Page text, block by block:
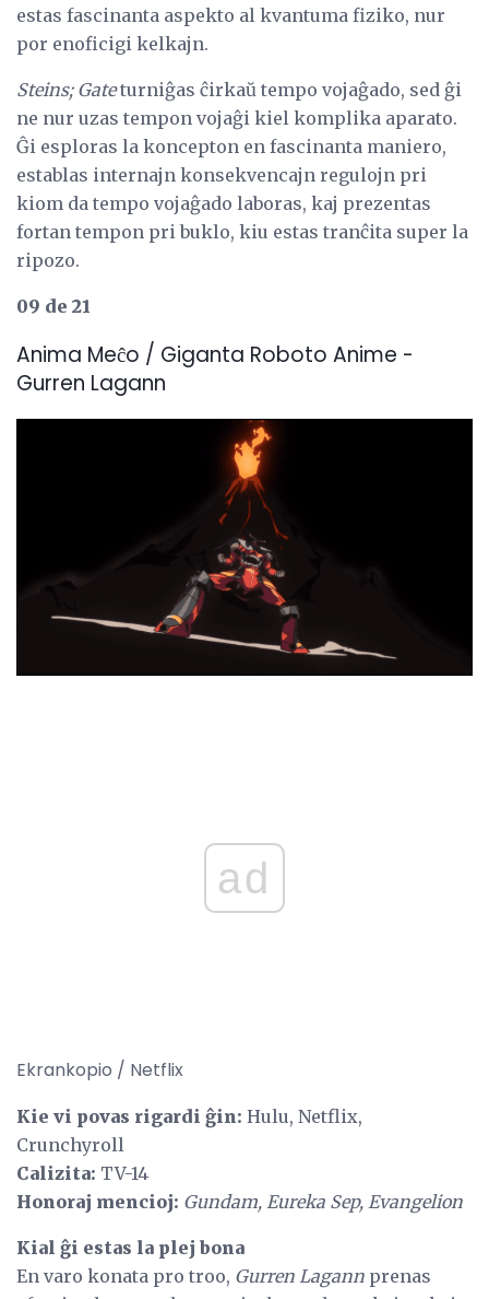
estas fascinanta aspekto al kvantuma fiziko, nur
por enoficigi kelkajn.
Steins; Gateturniĝas ĉirkaŭ tempo vojaĝado, sed ĝi
ne nur uzas tempon vojaĝi kiel komplika aparato.
Ĝi esploras la koncepton en fascinanta maniero,
establas internajn konsekvencajn regulojn pri
kiom da tempo vojaĝado laboras, kaj prezentas
fortan tempon pri buklo, kiu estas tranĉita super la
ripozo.
09 de 21
Anima Meĉo / Giganta Roboto Anime -
Gurren Lagann
ad
Ekrankopio / Netflix
Kie vi povas rigardi ĝin: Hulu, Netflix,
Crunchyroll
Calizita: TV-14
Honoraj mencioj: Gundam, Eureka Sep, Evangelion
Kial ĝi estas la plej bona
En varo konata pro troo, Gurren Lagann prenas